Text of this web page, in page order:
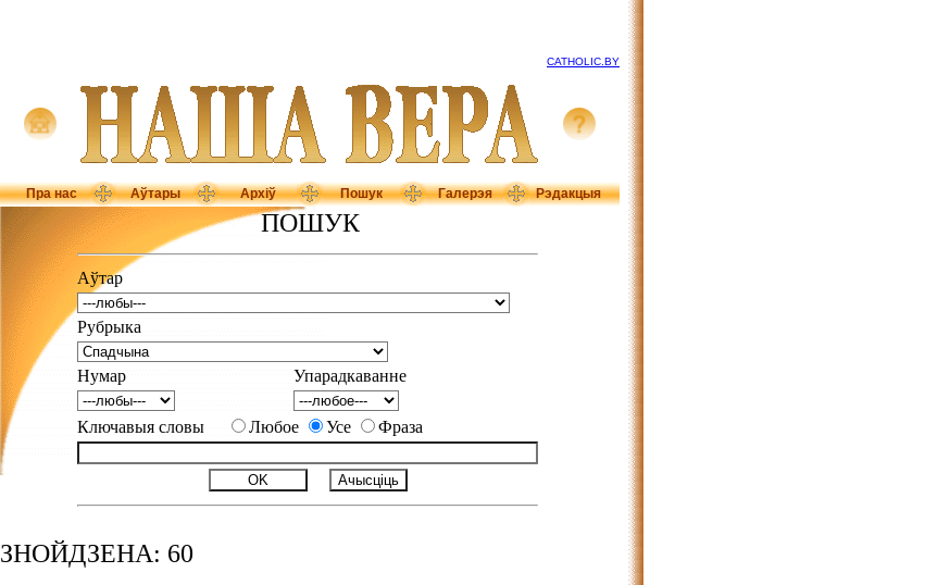
CATHOLIC.BY
Пра нас Аўтары Архіў Пошук Галерэя Рэдакцыя
ПОШУК
Аўтар
Рубрыка
Нумар Упарадкаванне
Ключавыя словы Любое Усе Фраза
ЗНОЙДЗЕНА: 60